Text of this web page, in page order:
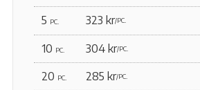
5 PC. 323 kr/PC.
10 PC. 304 kr/PC.
20 PC. 285 kr/PC.